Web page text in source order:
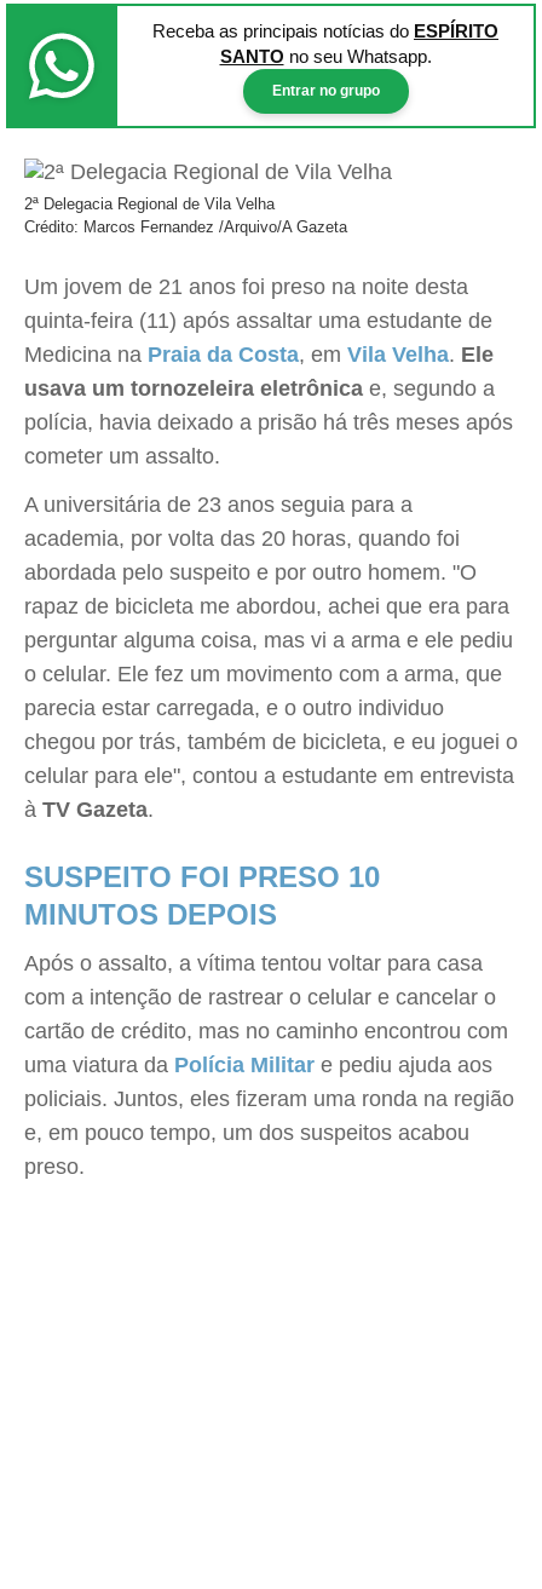
Receba as principais notícias do ESPÍRITO
SANTO no seu Whatsapp.
Entrar no grupo
2ª Delegacia Regional de Vila Velha
Crédito: Marcos Fernandez /Arquivo/A Gazeta
Um jovem de 21 anos foi preso na noite desta
quinta-feira (11) após assaltar uma estudante de
Medicina na Praia da Costa, em Vila Velha. Ele
usava um tornozeleira eletrônica e, segundo a
polícia, havia deixado a prisão há três meses após
cometer um assalto.
A universitária de 23 anos seguia para a
academia, por volta das 20 horas, quando foi
abordada pelo suspeito e por outro homem. "O
rapaz de bicicleta me abordou, achei que era para
perguntar alguma coisa, mas vi a arma e ele pediu
o celular. Ele fez um movimento com a arma, que
parecia estar carregada, e o outro individuo
chegou por trás, também de bicicleta, e eu joguei o
celular para ele", contou a estudante em entrevista
à TV Gazeta.
SUSPEITO FOI PRESO 10
MINUTOS DEPOIS
Após o assalto, a vítima tentou voltar para casa
com a intenção de rastrear o celular e cancelar o
cartão de crédito, mas no caminho encontrou com
uma viatura da Polícia Militar e pediu ajuda aos
policiais. Juntos, eles fizeram uma ronda na região
e, em pouco tempo, um dos suspeitos acabou
preso.